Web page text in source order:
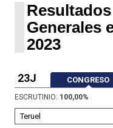
Generales
2023
23J CONGRESO
ESCRUTINIO: 100,00%